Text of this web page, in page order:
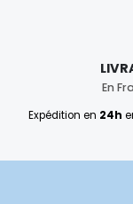
En
Expédition en 24h